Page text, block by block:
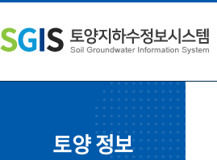
문
내
용
쪽
메
뉴
단
주
소
토양 정보